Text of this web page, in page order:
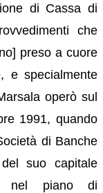
di Cassa di
che
preso a cuore
e specialmente
operò sul
1991, quando
di Banche
suo capitale
nel piano di